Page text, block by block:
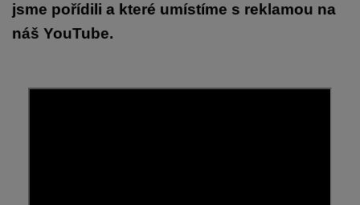
jsme pořídili a které umístíme s reklamou na
náš YouTube.